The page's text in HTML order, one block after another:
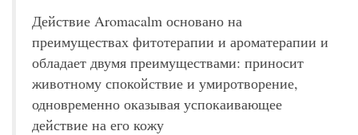
Действие Aromacalm основано на
преимуществах фитотерапии и ароматерапии и
обладает двумя преимуществами: приносит
животному спокойствие и умиротворение,
одновременно оказывая успокаивающее
действие на его кожу